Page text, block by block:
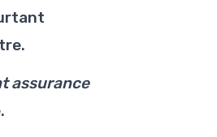
assurance